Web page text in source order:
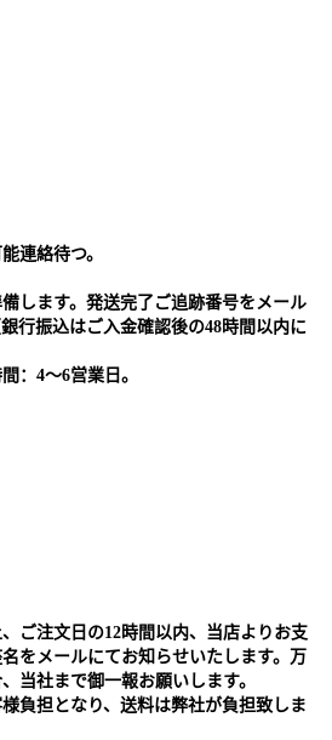
連絡待つ。
します。発送完了ご追跡番号をメール
行振込はご入金確認後の48時間以内に
：4～6営業日。
ご注文日の12時間以内、当店よりお支
をメールにてお知らせいたします。万
当社まで御一報お願いします。
負担となり、送料は弊社が負担致しま